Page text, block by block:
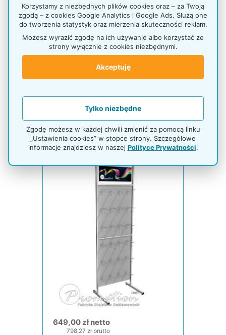
Produkt dostępny
Ekspozytor z perforacją
649,00 zł netto
798,27 zł brutto
Korzystamy z niezbędnych plików cookies oraz – za Twoją
zgodą – z cookies Google Analytics i Google Ads. Służą one
do tworzenia statystyk oraz mierzenia skuteczności reklam.
Możesz wyrazić zgodę na ich używanie albo korzystać ze
strony wyłącznie z cookies niezbędnymi.
Akceptuję
Tylko niezbędne
Zgodę możesz w każdej chwili zmienić za pomocą linku
„Ustawienia cookies” w stopce strony. Szczegółowe
informacje znajdziesz w naszej Polityce Prywatności.